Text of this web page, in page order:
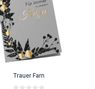
Trauer Farn